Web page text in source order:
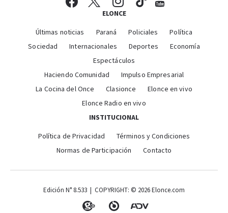
ELONCE
Últimas noticias Paraná Policiales
Política
Sociedad
Internacionales Deportes
Economía
Espectáculos
Haciendo Comunidad
Impulso Empresarial
La Cocina del Once
Clasionce
Elonce en vivo
Elonce Radio en vivo
INSTITUCIONAL
Política de Privacidad
Términos y Condiciones
Normas de Participación
Contacto
Edición N° 8.533 | COPYRIGHT: © 2026 Elonce.com